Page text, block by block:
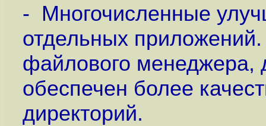
- Многочисленные
отдельных
файлового менеджера,
обеспечен более
директорий.